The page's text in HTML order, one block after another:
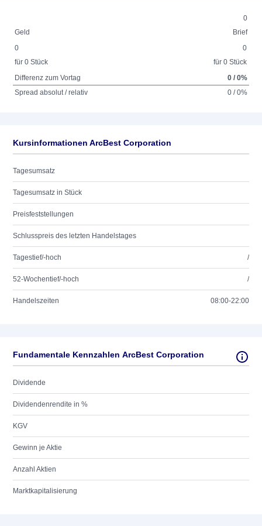
0
Geld
Brief
0
für 0 Stück
0
für 0 Stück
Differenz zum Vortag
0 / 0%
Spread absolut / relativ
0 / 0%
Kursinformationen ArcBest Corporation
Tagesumsatz
Tagesumsatz in Stück
Preisfeststellungen
Schlusspreis des letzten Handelstages
Tagestief/-hoch /
52-Wochentief/-hoch /
Handelszeiten 08:00-22:00
Fundamentale Kennzahlen ArcBest Corporation
Dividende
Dividendenrendite in %
KGV
Gewinn je Aktie
Anzahl Aktien
Marktkapitalisierung